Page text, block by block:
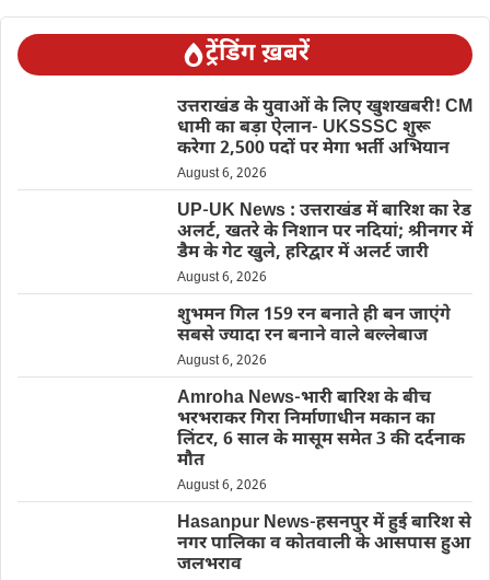
ट्रेंडिंग ख़बरें
उत्तराखंड के युवाओं के लिए खुशखबरी! CM
धामी का बड़ा ऐलान- UKSSSC शुरू
करेगा 2,500 पदों पर मेगा भर्ती अभियान
August 6, 2026
UP-UK News : उत्तराखंड में बारिश का रेड
अलर्ट, खतरे के निशान पर नदियां; श्रीनगर में
डैम के गेट खुले, हरिद्वार में अलर्ट जारी
August 6, 2026
शुभमन गिल 159 रन बनाते ही बन जाएंगे
सबसे ज्यादा रन बनाने वाले बल्लेबाज
August 6, 2026
Amroha News-भारी बारिश के बीच
भरभराकर गिरा निर्माणाधीन मकान का
लिंटर, 6 साल के मासूम समेत 3 की दर्दनाक
मौत
August 6, 2026
Hasanpur News-हसनपुर में हुई बारिश से
नगर पालिका व कोतवाली के आसपास हुआ
जलभराव